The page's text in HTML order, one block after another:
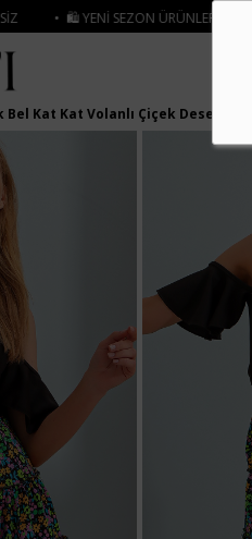
2 ÜRÜN VE ÜZERI
Bel Kat Kat Volanlı Çiçek Desenli